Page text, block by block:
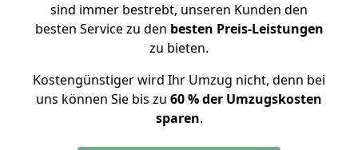
sind immer bestrebt, unseren Kunden den
besten Service zu den besten Preis-Leistungen
zu bieten.
Kostengünstiger wird Ihr Umzug nicht, denn bei
uns können Sie bis zu 60 % der Umzugskosten
sparen.